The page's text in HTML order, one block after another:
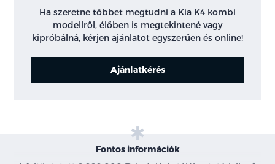
Ha szeretne többet megtudni a Kia K4 kombi
modellről, élőben is megtekintené vagy
kipróbálná, kérjen ajánlatot egyszerűen és online!
Ajánlatkérés
Fontos információk